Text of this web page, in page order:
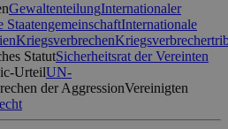
GewaltenteilungInternationaler
StaatengemeinschaftInternationale
Kriegsverbrechen
StatutSicherheitsrat der Vereinten
UrteilUN-
der AggressionVereinigten